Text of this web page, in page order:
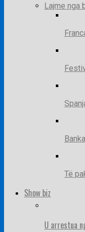
Lajme nga
Të
Show biz
U arrestua